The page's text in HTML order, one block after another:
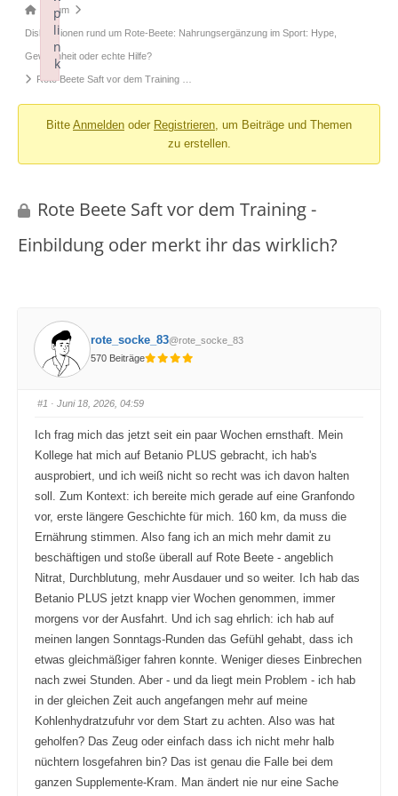
Forum-
Breadcrumbs
-
Du
Forum
Diskussionen rund um Rote-Beete: Nahrungsergänzung im Sport: Hype,
Gewohnheit oder echte Hilfe?
Rote Beete Saft vor dem Training …
Bitte Anmelden oder Registrieren, um Beiträge und Themen
zu erstellen.
Rote Beete Saft vor dem Training -
Einbildung oder merkt ihr das wirklich?
rote_socke_83@rote_socke_83
570 Beiträge
#1 · Juni 18, 2026, 04:59
Ich frag mich das jetzt seit ein paar Wochen ernsthaft. Mein
Kollege hat mich auf Betanio PLUS gebracht, ich hab's
ausprobiert, und ich weiß nicht so recht was ich davon halten
soll. Zum Kontext: ich bereite mich gerade auf eine Granfondo
vor, erste längere Geschichte für mich. 160 km, da muss die
Ernährung stimmen. Also fang ich an mich mehr damit zu
beschäftigen und stoße überall auf Rote Beete - angeblich
Nitrat, Durchblutung, mehr Ausdauer und so weiter. Ich hab das
Betanio PLUS jetzt knapp vier Wochen genommen, immer
morgens vor der Ausfahrt. Und ich sag ehrlich: ich hab auf
meinen langen Sonntags-Runden das Gefühl gehabt, dass ich
etwas gleichmäßiger fahren konnte. Weniger dieses Einbrechen
nach zwei Stunden. Aber - und da liegt mein Problem - ich hab
in der gleichen Zeit auch angefangen mehr auf meine
Kohlenhydratzufuhr vor dem Start zu achten. Also was hat
geholfen? Das Zeug oder einfach dass ich nicht mehr halb
nüchtern losgefahren bin? Das ist genau die Falle bei dem
ganzen Supplemente-Kram. Man ändert nie nur eine Sache
p
li
n
k
Failed to initialize plugin: wplink